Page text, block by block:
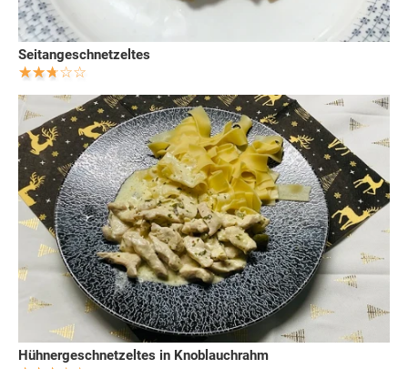
Seitangeschnetzeltes
Hühnergeschnetzeltes in Knoblauchrahm